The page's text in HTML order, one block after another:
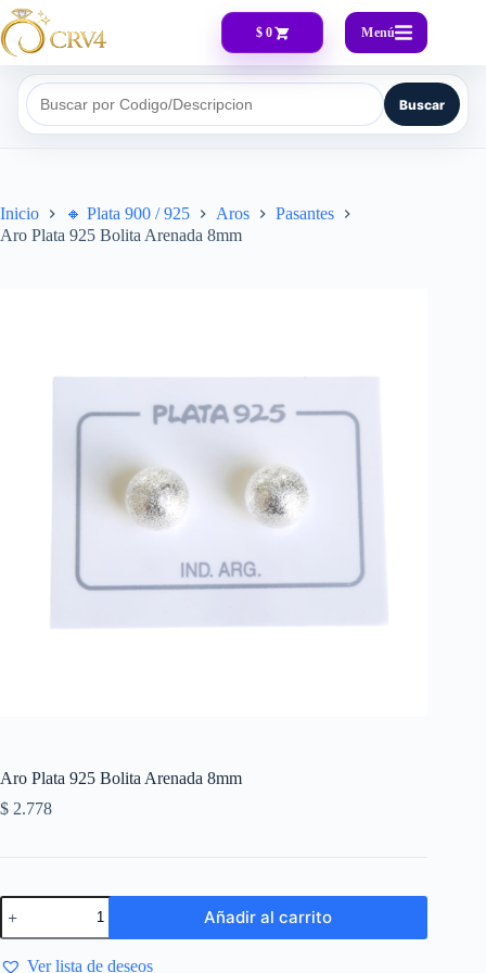
$ 0 Menú
Buscar por Codigo/Descripcion Buscar
Inicio 🔸​ Plata 900 / 925 Aros
Pasantes
Aro Plata 925 Bolita Arenada 8mm
Aro Plata 925 Bolita Arenada 8mm
$ 2.778
Añadir al carrito
Ver lista de deseos